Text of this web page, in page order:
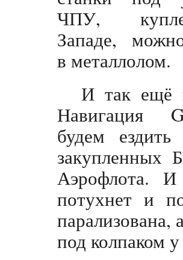
ЧПУ,
Западе,
в металлолом.
И так ещё
Навигация
будем
закупленных
Аэрофлота. И
потухнет и
парализована,
под колпаком